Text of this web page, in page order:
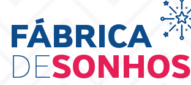
FÁBRICA
DESONHOS